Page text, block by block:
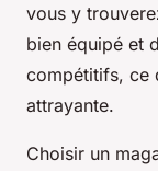
vous y
bien équipé et
compétitifs, ce
attrayante.
Choisir un